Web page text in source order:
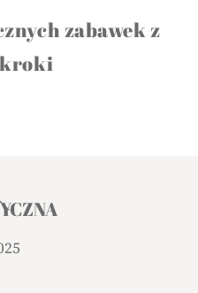
zabawek z
kroki
Back
Top